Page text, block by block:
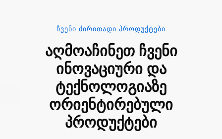
ᲩᲕᲔᲜᲘ ᲫᲘᲠᲘᲗᲐᲓᲘ ᲞᲠᲝᲓᲣᲥᲢᲔᲑᲘ
აღმოაჩინეთ ჩვენი
ინოვაციური და
ტექნოლოგიაზე
ორიენტირებული
პროდუქტები